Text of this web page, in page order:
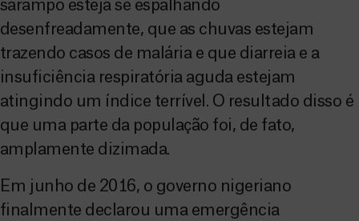
sarampo esteja se espalhando
desenfreadamente, que as chuvas estejam
trazendo casos de malária e que diarreia e a
insuficiência respiratória aguda estejam
atingindo um índice terrível. O resultado disso é
que uma parte da população foi, de fato,
amplamente dizimada.
Em junho de 2016, o governo nigeriano
finalmente declarou uma emergência